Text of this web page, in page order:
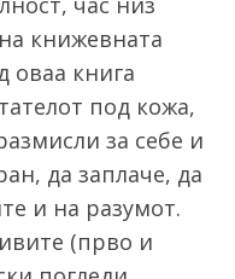
книжевната
оваа книга
под кожа,
за себе и
да заплаче, да
и на разумот.
(прво и